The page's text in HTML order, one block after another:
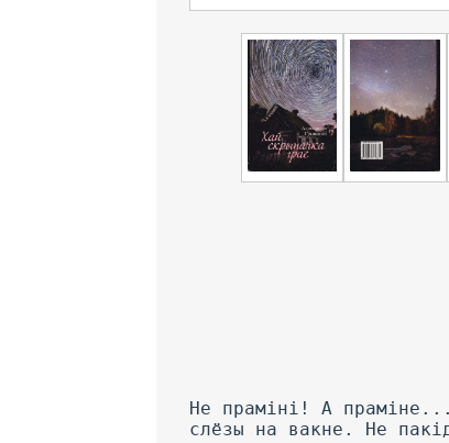
He праміні! А
слёзы на вакне. He